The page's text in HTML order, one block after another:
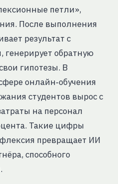
петли»,
После выполнения
результат с
обратную
гипотезы. В
онлайн‑обучения
студентов вырос с
на персонал
Такие цифры
превращает ИИ
способного